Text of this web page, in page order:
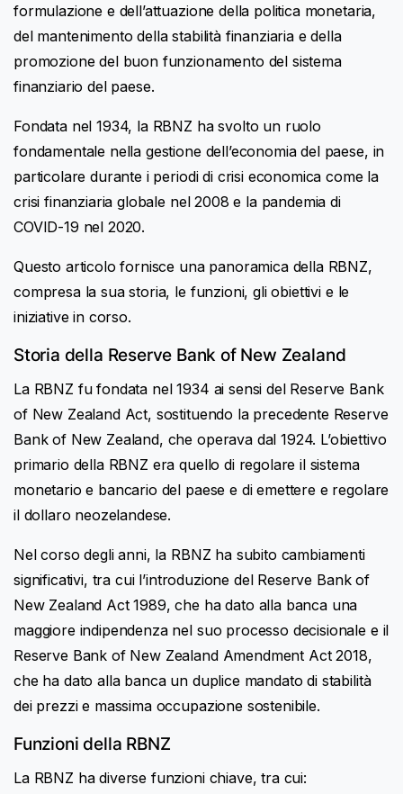
formulazione e dell’attuazione della politica monetaria,
del mantenimento della stabilità finanziaria e della
promozione del buon funzionamento del sistema
finanziario del paese.
Fondata nel 1934, la RBNZ ha svolto un ruolo
fondamentale nella gestione dell’economia del paese, in
particolare durante i periodi di crisi economica come la
crisi finanziaria globale nel 2008 e la pandemia di
COVID-19 nel 2020.
Questo articolo fornisce una panoramica della RBNZ,
compresa la sua storia, le funzioni, gli obiettivi e le
iniziative in corso.
Storia della Reserve Bank of New Zealand
La RBNZ fu fondata nel 1934 ai sensi del Reserve Bank
of New Zealand Act, sostituendo la precedente Reserve
Bank of New Zealand, che operava dal 1924. L’obiettivo
primario della RBNZ era quello di regolare il sistema
monetario e bancario del paese e di emettere e regolare
il dollaro neozelandese.
Nel corso degli anni, la RBNZ ha subito cambiamenti
significativi, tra cui l’introduzione del Reserve Bank of
New Zealand Act 1989, che ha dato alla banca una
maggiore indipendenza nel suo processo decisionale e il
Reserve Bank of New Zealand Amendment Act 2018,
che ha dato alla banca un duplice mandato di stabilità
dei prezzi e massima occupazione sostenibile.
Funzioni della RBNZ
La RBNZ ha diverse funzioni chiave, tra cui: